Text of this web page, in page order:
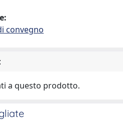
convegno
a questo prodotto.